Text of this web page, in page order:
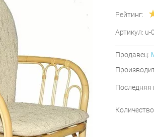
Рейтинг:
Артикул: u-
Продавец:
Последняя